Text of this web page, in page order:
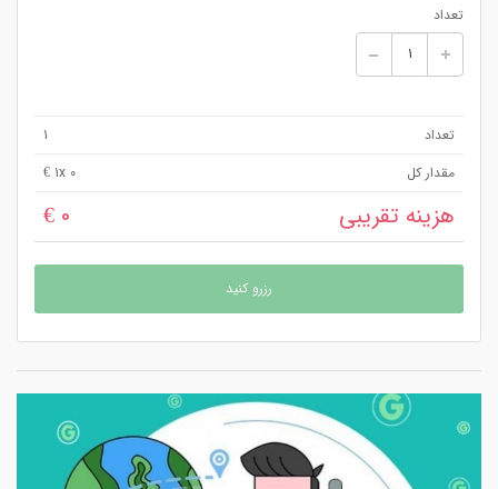
تعداد
تعداد
1
مقدار کل
1x 0 €
هزینه تقریبی 0 €
رزرو کنید